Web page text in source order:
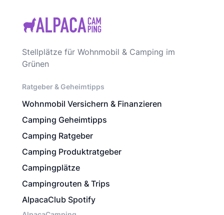
Stellplätze für Wohnmobil & Camping im
Grünen
Ratgeber & Geheimtipps
Wohnmobil Versichern & Finanzieren
Camping Geheimtipps
Camping Ratgeber
Camping Produktratgeber
Campingplätze
Campingrouten & Trips
AlpacaClub Spotify